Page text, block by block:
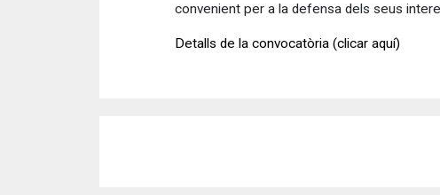
convenient per a la defensa dels seus
Detalls de la convocatòria (clicar aquí)